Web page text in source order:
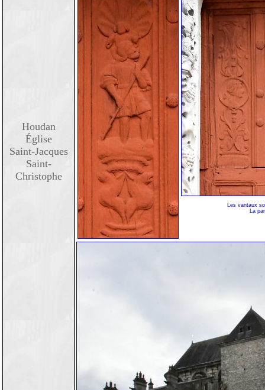
Houdan
Église
Saint-Jacques
Saint-
Christophe
Les vantaux
La